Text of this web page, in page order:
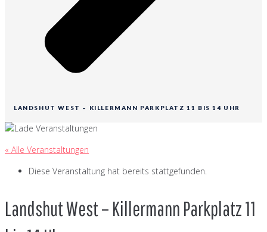
LANDSHUT WEST – KILLERMANN PARKPLATZ 11 BIS 14 UHR
« Alle Veranstaltungen
Diese Veranstaltung hat bereits stattgefunden.
Landshut West – Killermann Parkplatz 11